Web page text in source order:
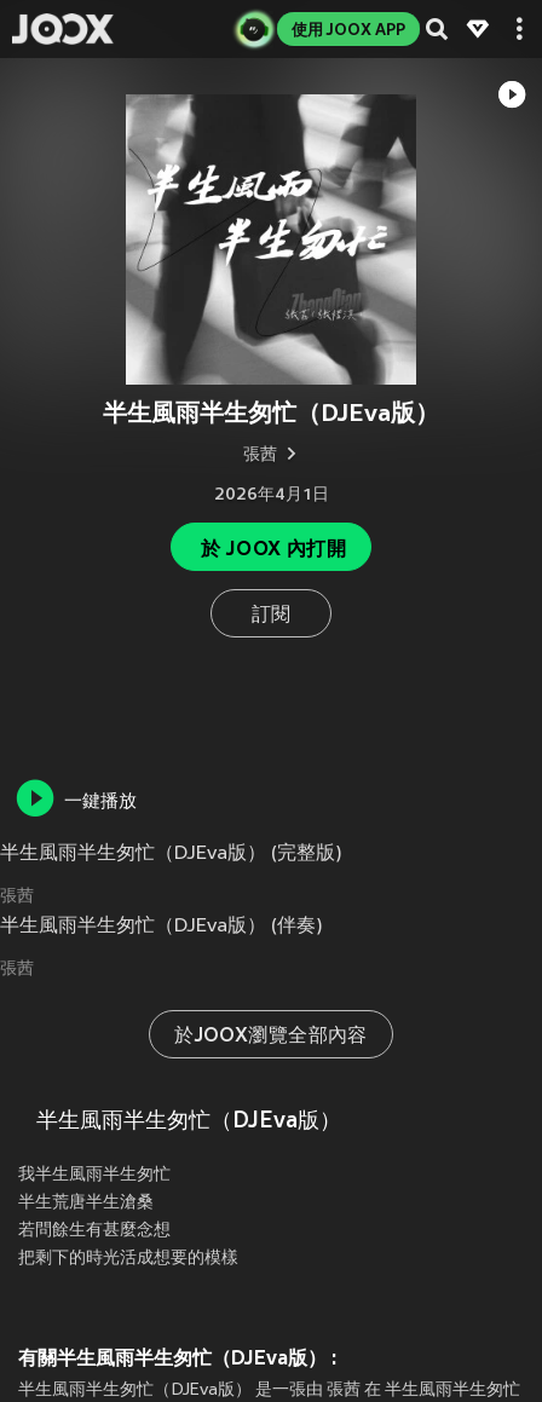
使用 JOOX APP
半生風雨半生匆忙（DJEva版）
張茜
2026年4月1日
於 JOOX 內打開
訂閱
一鍵播放
半生風雨半生匆忙（DJEva版） (完整版)
張茜
半生風雨半生匆忙（DJEva版） (伴奏)
張茜
於JOOX瀏覽全部內容
半生風雨半生匆忙（DJEva版）
我半生風雨半生匆忙
半生荒唐半生滄桑
若問餘生有甚麼念想
把剩下的時光活成想要的模樣
有關半生風雨半生匆忙（DJEva版） :
半生風雨半生匆忙（DJEva版） 是一張由 張茜 在 半生風雨半生匆忙